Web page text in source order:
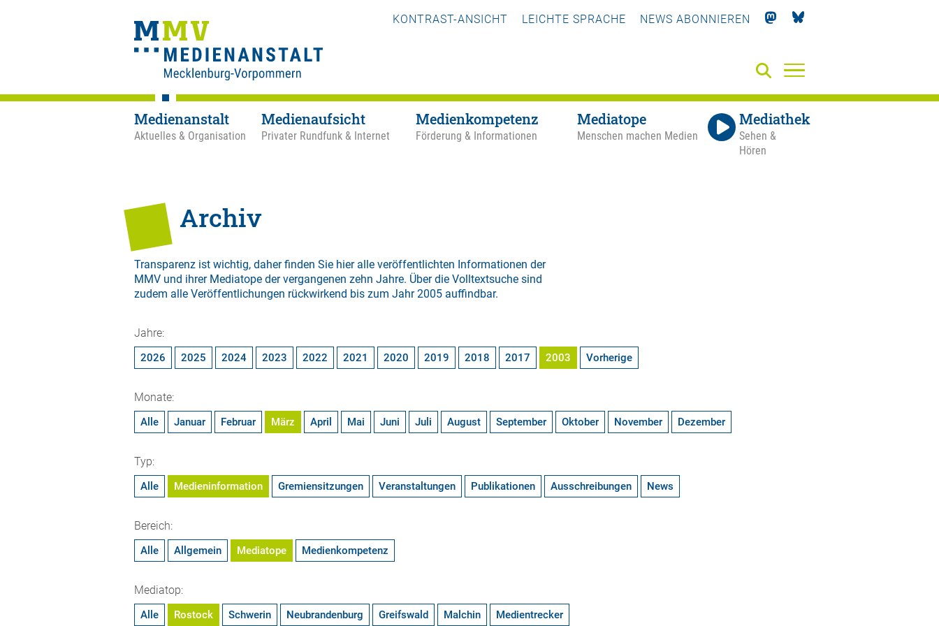
KONTRAST-ANSICHT LEICHTE SPRACHE NEWS ABONNIEREN
Medienanstalt
Aktuelles & Organisation
Medienaufsicht
Privater Rundfunk & Internet
Medienkompetenz
Förderung & Informationen
Mediatope
Menschen machen Medien
Mediathek
Sehen &
Hören
Archiv
Transparenz ist wichtig, daher finden Sie hier alle veröffentlichten Informationen der
MMV und ihrer Mediatope der vergangenen zehn Jahre. Über die Volltextsuche sind
zudem alle Veröffentlichungen rückwirkend bis zum Jahr 2005 auffindbar.
Jahre:
2026 2025 2024 2023 2022 2021 2020 2019 2018 2017 2003 Vorherige
Monate:
Alle Januar Februar März April Mai Juni Juli August September Oktober November Dezember
Typ:
Alle Medieninformation Gremiensitzungen Veranstaltungen Publikationen Ausschreibungen News
Bereich:
Alle Allgemein Mediatope Medienkompetenz
Mediatop:
Alle Rostock Schwerin Neubrandenburg Greifswald Malchin Medientrecker